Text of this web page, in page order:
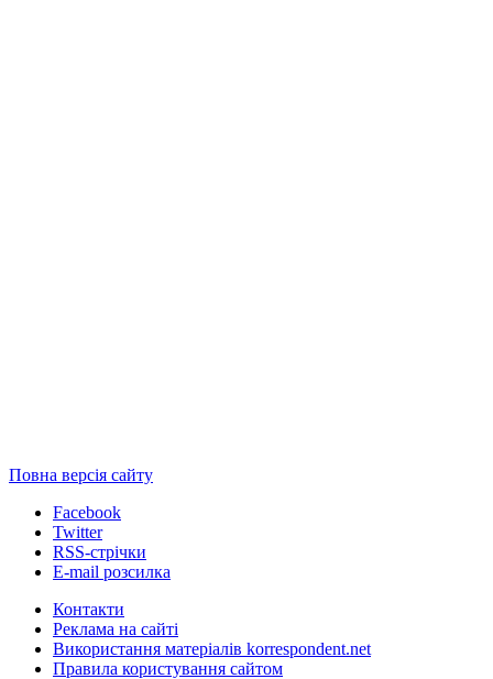
Повна версія сайту
Facebook
Twitter
RSS-стрічки
E-mail розсилка
Контакти
Реклама на сайті
Використання матеріалів korrespondent.net
Правила користування сайтом